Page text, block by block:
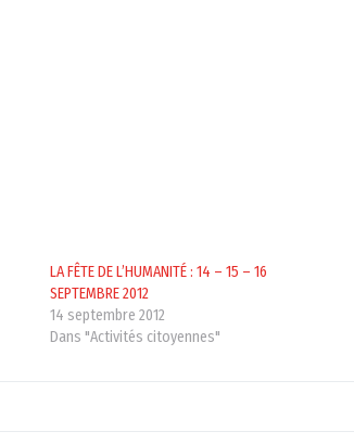
LA FÊTE DE L’HUMANITÉ : 14 – 15 – 16
SEPTEMBRE 2012
14 septembre 2012
Dans "Activités citoyennes"